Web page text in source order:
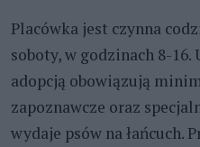
Placówka jest czynna
soboty, w godzinach 8-16.
adopcją obowiązują
zapoznawcze oraz
wydaje psów na łańcuch.